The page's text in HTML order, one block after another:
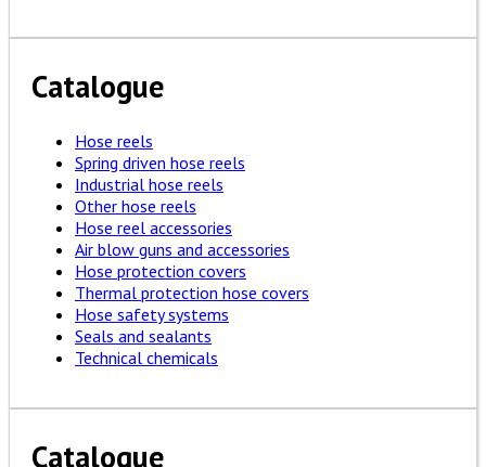
Catalogue
Hose reels
Spring driven hose reels
Industrial hose reels
Other hose reels
Hose reel accessories
Air blow guns and accessories
Hose protection covers
Thermal protection hose covers
Hose safety systems
Seals and sealants
Technical chemicals
Catalogue